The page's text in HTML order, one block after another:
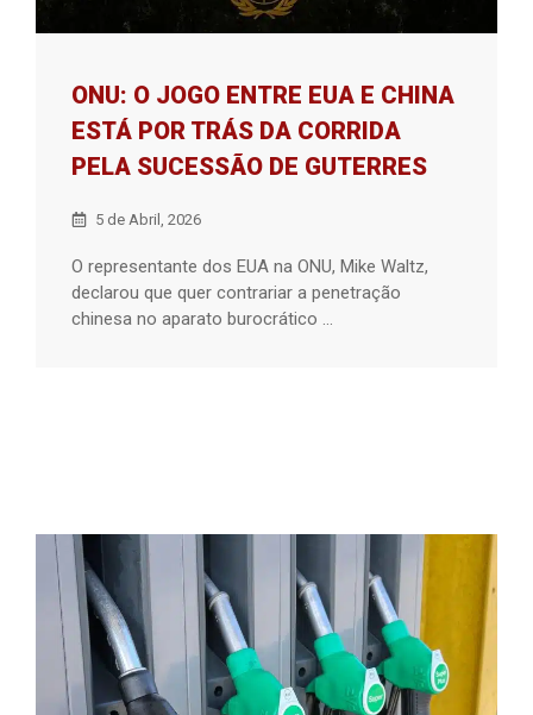
ONU: O JOGO ENTRE EUA E CHINA
ESTÁ POR TRÁS DA CORRIDA
PELA SUCESSÃO DE GUTERRES
5 de Abril, 2026
O representante dos EUA na ONU, Mike Waltz,
declarou que quer contrariar a penetração
chinesa no aparato burocrático ...